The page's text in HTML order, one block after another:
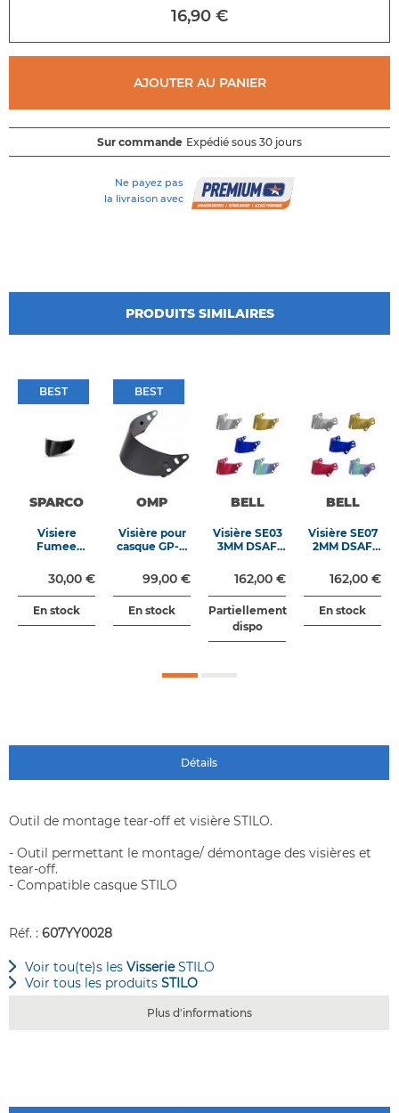
de
la
16,90 €
AJOUTER AU PANIER
Sur commande Expédié sous 30 jours
Ne payez pas
la livraison avec
PRODUITS SIMILAIRES
BEST
BEST
SPARCO
Visiere
Fumee
30,00 €
En stock
BEST
BEST
OMP
Visière pour
casque GP-R
fumé
99,00 €
En stock
BELL
Visière SE03
3MM DSAF
162,00 €
Partiellement
dispo
BELL
Visière SE07
2MM DSAF
162,00 €
En stock
Détails
Outil de montage tear-off et visière STILO.
- Outil permettant le montage/ démontage des visières et
tear-off.
- Compatible casque STILO
Réf. : 607YY0028
Voir tou(te)s les VisserieSTILO
Voir tous les produits STILO
Plus d'informations